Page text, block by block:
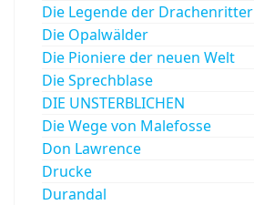
Die Legende der Drachenritter
Die Opalwälder
Die Pioniere der neuen Welt
Die Sprechblase
DIE UNSTERBLICHEN
Die Wege von Malefosse
Don Lawrence
Drucke
Durandal